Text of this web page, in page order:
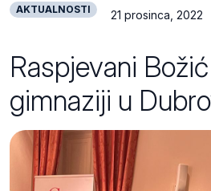
AKTUALNOSTI 21 prosinca, 2022
Raspjevani
gimnaziji u